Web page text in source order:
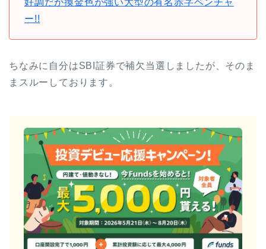
ー!!
ちなみに自分はSBI証券で補欠当選しましたが、そのま
まスルーしております。